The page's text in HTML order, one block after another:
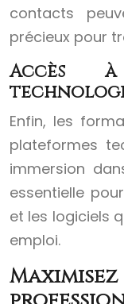
contacts
précieux pour
Accès
Enfin, les
plateformes
immersion
essentielle
et les logiciels
emploi.